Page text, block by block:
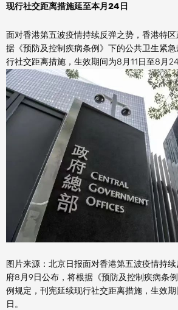
现行社交距离措施延至本月24日
面对香港第五波疫情持续反弹之势，香港特
据《预防及控制疾病条例》下的公共卫生紧
行社交距离措施，生效期间为8月11日至8月24
图片来源：北京日报面对香港第五波疫情持
府8月9日公布，将根据《预防及控制疾病条
例规定，刊宪延续现行社交距离措施，生效
日。